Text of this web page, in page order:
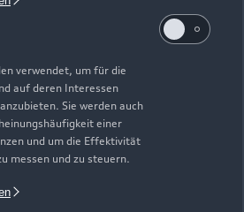
verwendet, um für die
auf deren Interessen
Sie werden auch
einer
und um die Effektivität
messen und zu steuern.
„Volkswagen Financial Services“
Es handelt sich hierbei um
Bank GmbH),
Volkswagen Leasing GmbH),
(durch Volkswagen Versicherung AG,
AG) sowie Mobilitätsleistungen
Leasing GmbH). Zusätzlich werden
anderer Anbieter vermittelt.
von der Audi Leasing,